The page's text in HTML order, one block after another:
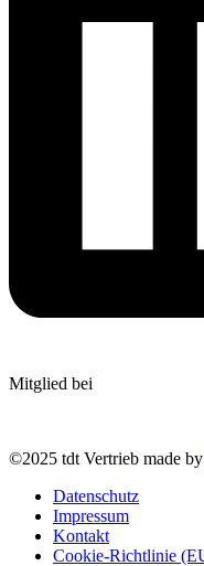
Mitglied bei
©2025 tdt Vertrieb made by
Datenschutz
Impressum
Kontakt
Cookie-Richtlinie